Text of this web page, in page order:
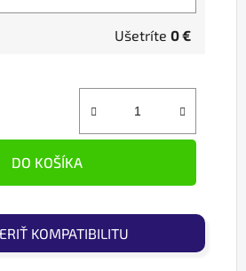
Ušetríte 0 €
DO KOŠÍKA
KOMPATIBILITU